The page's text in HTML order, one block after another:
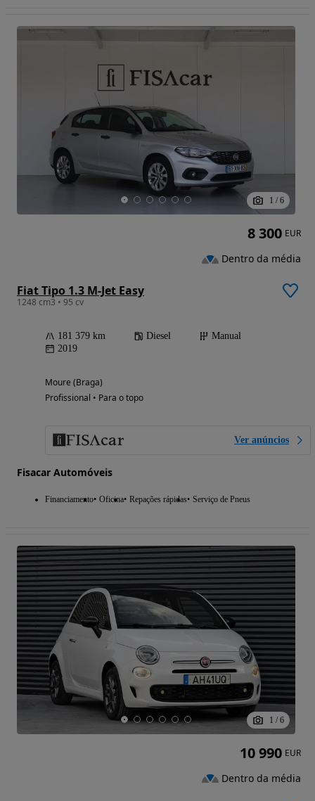
1 / 6
Fiat Tipo 1.3 M-Jet Easy
1248 cm3 • 95 cv
181 379 km Diesel
Manual
2019
Moure (Braga)
Profissional • Para o topo
Ver anúncios
Fisacar Automóveis
Financiamento Oficina Repações rápidas Serviço de Pneus
8 300 EUR
Dentro da média
1 / 6
10 990 EUR
Dentro da média